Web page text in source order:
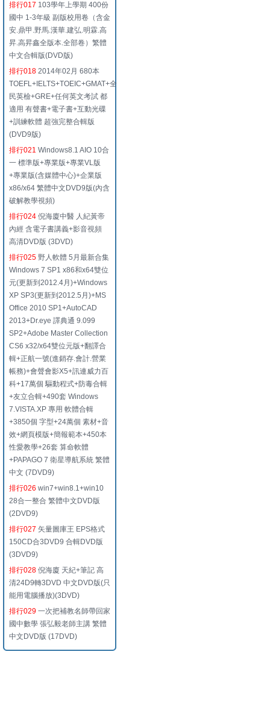
排行017 103學年上學期 400份
國中 1-3年級 副版校用卷（含金
安.鼎甲.野馬.漢華.建弘.明霖.高
昇.高昇鑫全版本.全部卷）繁體
中文合輯版(DVD版)
排行018 2014年02月 680本
TOEFL+IELTS+TOEIC+GMAT+全
民英檢+GRE+任何英文考試 都
適用 有聲書+電子書+互動光碟
+訓練軟體 超強完整合輯版
(DVD9版)
排行021 Windows8.1 AIO 10合
一 標準版+專業版+專業VL版
+專業版(含媒體中心)+企業版
x86/x64 繁體中文DVD9版(內含
破解教學視頻)
排行024 倪海廈中醫 人紀黃帝
內經 含電子書講義+影音視頻
高清DVD版 (3DVD)
排行025 野人軟體 5月最新合集
Windows 7 SP1 x86和x64雙位
元(更新到2012.4月)+Windows
XP SP3(更新到2012.5月)+MS
Office 2010 SP1+AutoCAD
2013+Dr.eye 譯典通 9.099
SP2+Adobe Master Collection
CS6 x32/x64雙位元版+翻譯合
輯+正航一號(進銷存.會計.營業
帳務)+會聲會影X5+訊連威力百
科+17萬個 驅動程式+防毒合輯
+友立合輯+490套 Windows
7.VISTA.XP 專用 軟體合輯
+3850個 字型+24萬個 素材+音
效+網頁模版+簡報範本+450本
性愛教學+26套 算命軟體
+PAPAGO 7 衛星導航系統 繁體
中文 (7DVD9)
排行026 win7+win8.1+win10
28合一整合 繁體中文DVD版
(2DVD9)
排行027 矢量圖庫王 EPS格式
150CD合3DVD9 合輯DVD版
(3DVD9)
排行028 倪海廈 天紀+筆記 高
清24D9轉3DVD 中文DVD版(只
能用電腦播放)(3DVD)
排行029 一次把補教名師帶回家
國中數學 張弘毅老師主講 繁體
中文DVD版 (17DVD)